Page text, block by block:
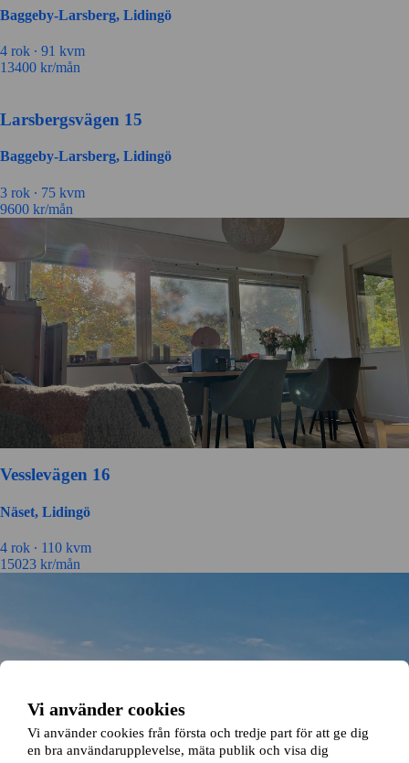
Vi använder cookies
Vi använder cookies från första och tredje part för att ge dig
en bra användarupplevelse, mäta publik och visa dig
Baggeby-Larsberg, Lidingö
4 rok ∙ 91 kvm
13400 kr/mån
Larsbergsvägen 15
Baggeby-Larsberg, Lidingö
3 rok ∙ 75 kvm
9600 kr/mån
Vesslevägen 16
Näset, Lidingö
4 rok ∙ 110 kvm
15023 kr/mån